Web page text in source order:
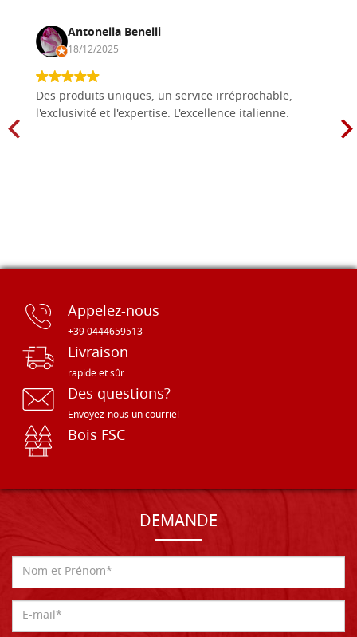
Antonella Benelli
18/12/2025
Des produits uniques, un service irréprochable,
l'exclusivité et l'expertise. L'excellence italienne.
Appelez-nous
+39 0444659513
Livraison
rapide et sûr
Des questions?
Envoyez-nous un courriel
Bois FSC
DEMANDE